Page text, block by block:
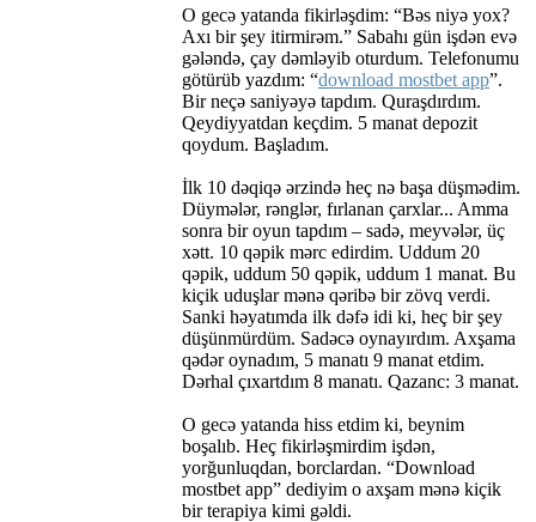
O gecə yatanda fikirləşdim: “Bəs niyə yox?
Axı bir şey itirmirəm.” Sabahı gün işdən evə
gələndə, çay dəmləyib oturdum. Telefonumu
götürüb yazdım: “download mostbet app”.
Bir neçə saniyəyə tapdım. Quraşdırdım.
Qeydiyyatdan keçdim. 5 manat depozit
qoydum. Başladım.
İlk 10 dəqiqə ərzində heç nə başa düşmədim.
Düymələr, rənglər, fırlanan çarxlar... Amma
sonra bir oyun tapdım – sadə, meyvələr, üç
xətt. 10 qəpik mərc edirdim. Uddum 20
qəpik, uddum 50 qəpik, uddum 1 manat. Bu
kiçik uduşlar mənə qəribə bir zövq verdi.
Sanki həyatımda ilk dəfə idi ki, heç bir şey
düşünmürdüm. Sadəcə oynayırdım. Axşama
qədər oynadım, 5 manatı 9 manat etdim.
Dərhal çıxartdım 8 manatı. Qazanc: 3 manat.
O gecə yatanda hiss etdim ki, beynim
boşalıb. Heç fikirləşmirdim işdən,
yorğunluqdan, borclardan. “Download
mostbet app” dediyim o axşam mənə kiçik
bir terapiya kimi gəldi.